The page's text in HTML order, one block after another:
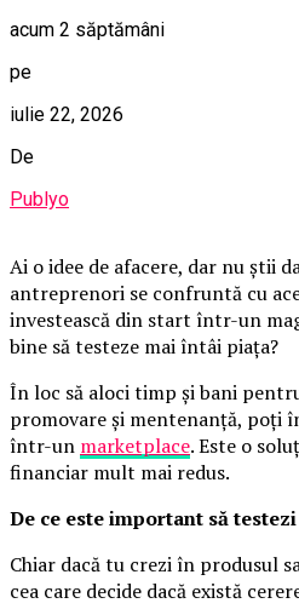
acum 2 săptămâni
pe
iulie 22, 2026
De
Publyo
Ai o idee de afacere, dar nu știi
antreprenori se confruntă cu
investească din start într-un
bine să testeze mai întâi piața?
În loc să aloci timp și bani
promovare și mentenanță, poți
într-un marketplace. Este o
financiar mult mai redus.
De ce este important să
Chiar dacă tu crezi în produsul
cea care decide dacă există